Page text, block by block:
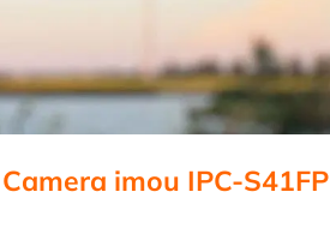
imou IPC-S41FP